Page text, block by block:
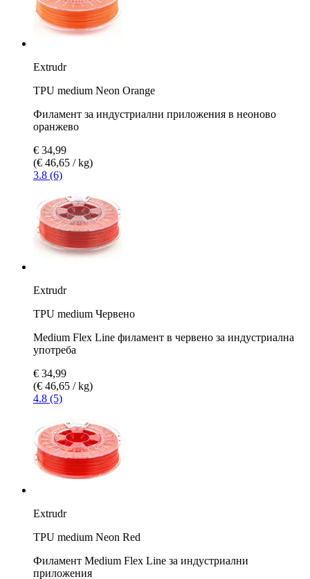
Extrudr
TPU medium Neon Orange
Филамент за индустриални приложения в неоново
оранжево
€ 34,99
(€ 46,65 / kg)
3.8 (6)
Extrudr
TPU medium Червено
Medium Flex Line филамент в червено за индустриална
употреба
€ 34,99
(€ 46,65 / kg)
4.8 (5)
Extrudr
TPU medium Neon Red
Филамент Medium Flex Line за индустриални
приложения